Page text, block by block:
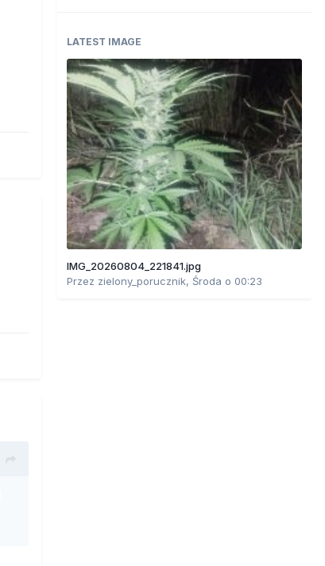
LATEST IMAGE
IMG_20260804_221841.jpg
Przez zielony_porucznik, Środa o 00:23